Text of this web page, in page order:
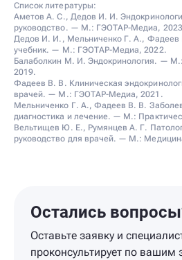
Список литературы:
Аметов А. С., Дедов И. И.
руководство. — М.: ГЭОТАР-Медиа,
Дедов И. И., Мельниченко Г. А., Фадеев
учебник. — М.: ГЭОТАР-Медиа, 2022.
Балаболкин М. И. Эндокринология. —
2019.
Фадеев В. В. Клиническая
врачей. — М.: ГЭОТАР-Медиа, 2021.
Мельниченко Г. А., Фадеев В. В.
диагностика и лечение. — М.:
Вельтищев Ю. Е., Румянцев А. Г.
руководство для врачей. — М.:
Остались
Оставьте заявку и
проконсультирует по вашим